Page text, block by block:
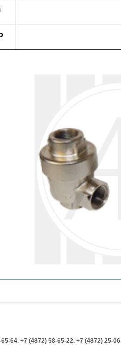
65-64, +7 (4872) 58-65-22, +7 (4872) 25-